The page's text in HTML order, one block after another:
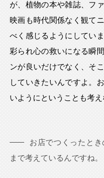
が、植物の本や雑誌、フ
映画も時代関係なく観て
べく感じるようにしてい
彩られ心の救いになる瞬
ンが良いだけでなく、そ
していきたいんですよ。
いようにということも考え
お店でつくったと
まで考えているんですね。